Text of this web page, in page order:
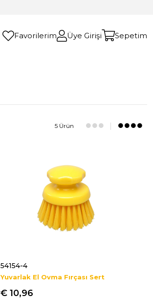
Favorilerim Üye Girişi Sepetim
5 Ürün
54154-4
Yuvarlak El Ovma Fırçası Sert
€ 10,96